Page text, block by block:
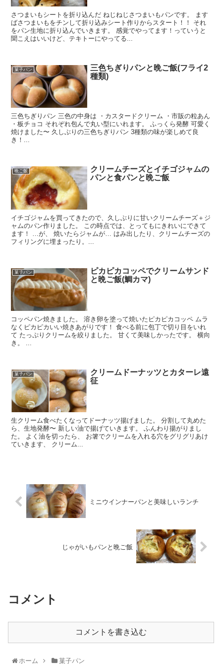
さつまいもシートを折り込んだ ねじねじさつまいもパンです。 ます
ばさつまいもをチンして折り込みシート作りからスタート！！ それ
をパン生地に折り込んでいきます。 感覚でやってます！っていうと
聞こえはいいけど、テキトーにやってる...
菓子パン
三色ちぎりパンと晩ご飯(フライ2
種類)
三色ちぎりパン 三色の中身は ・カスタードクリーム ・市販の粒あん
・板チョコ それぞれ包んで丸い型にいれます。 ふっくら発酵 可愛く
焼けました〜 久しぶりの三色ちぎりパン 3種類の味が楽しめて良
き！...
晩ご飯
クリームチーズとイチゴジャムの
パンと食パンと晩ご飯
イチゴジャムを買ってきたので、久しぶりに甘いクリームチーズ＋ジ
ャムのパン作りました。 この時点では、とってもにきれいにできて
ます！ …が、 焼いたらジャムが… はみ出したり、クリームチーズの
フィリングに埋まったり。...
菓子パン
ピカピカコッペでクリームサンド
と晩ご飯(鯛カマ)
コッペパン焼きました。 溶き卵を塗って焼いたピカピカコッペ ムラ
なくピカピカいい焼きあがりです！ 食べる前に包丁で切り目をいれ
て たっぷりクリームを絞りました。 甘くて美味しかったです。 横向
き。 ...
菓子パン
クリームドーナッツとカターレ遠
征
生クリーム食べたくなってドーナッツ揚げました。 分割して丸めた
ら、生地発酵〜 新しい油で揚げていきます。 ふんわり揚がりまし
た。 よく油を切ったら、 お箸でクリームを入れる穴をグリグリあけ
ていきます、 クリーム...
ミニウインナーパンと美味しいランチ
じゃがいもパンと晩ご飯
コメント
コメントを書き込む
ホーム 菓子パン